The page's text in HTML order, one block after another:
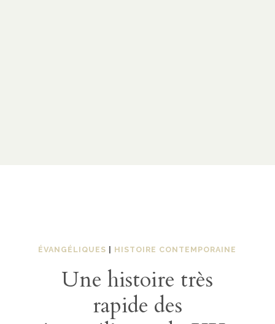
ÉVANGÉLIQUES HISTOIRE CONTEMPORAINE
Une histoire très
rapide des